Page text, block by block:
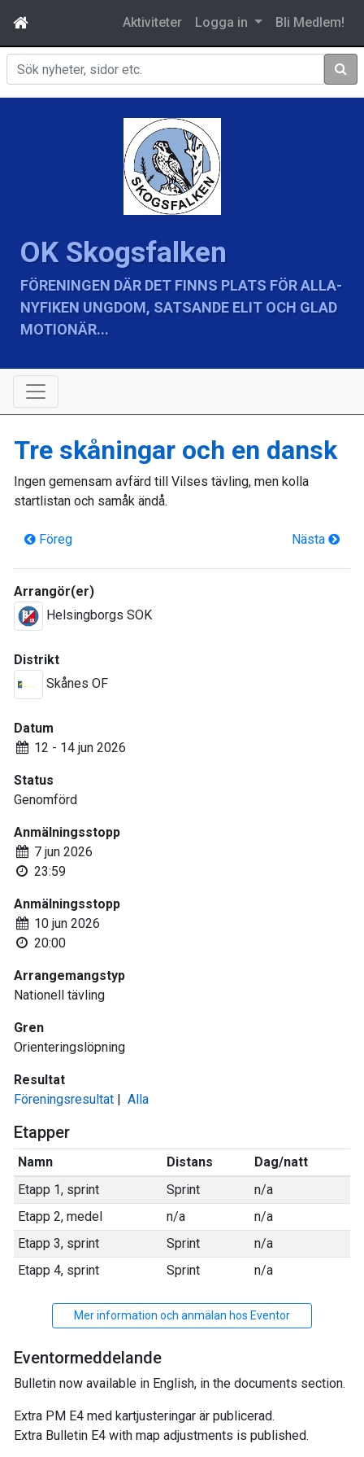
Aktiviteter Logga in Bli Medlem!
Sök
OK Skogsfalken
FÖRENINGEN DÄR DET FINNS PLATS FÖR ALLA-
NYFIKEN UNGDOM, SATSANDE ELIT OCH GLAD
MOTIONÄR...
Tre skåningar och en dansk
Ingen gemensam avfärd till Vilses tävling, men kolla
startlistan och samåk ändå.
Föreg Nästa
Arrangör(er)
Helsingborgs SOK
Distrikt
Skånes OF
Datum
12 - 14 jun 2026
Status
Genomförd
Anmälningsstopp
7 jun 2026
23:59
Anmälningsstopp
10 jun 2026
20:00
Arrangemangstyp
Nationell tävling
Gren
Orienteringslöpning
Resultat
Föreningsresultat
Alla
Etapper
Namn Distans
Dag/natt
Etapp 1, sprint
Sprint
n/a
Etapp 2, medel
n/a
n/a
Etapp 3, sprint
Sprint
n/a
Etapp 4, sprint
Sprint n/a
Mer information och anmälan hos Eventor
Eventormeddelande
Bulletin now available in English, in the documents section.
Extra PM E4 med kartjusteringar är publicerad.
Extra Bulletin E4 with map adjustments is published.